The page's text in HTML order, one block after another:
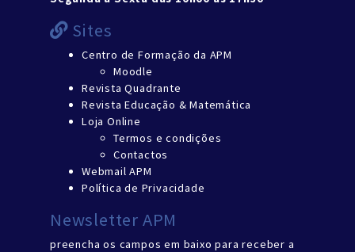
Sites
Centro de Formação da APM
Moodle
Revista Quadrante
Revista Educação & Matemática
Loja Online
Termos e condições
Contactos
Webmail APM
Política de Privacidade
Newsletter APM
preencha os campos em baixo para receber a